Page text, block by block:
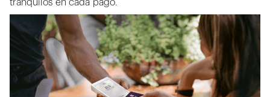
tranquilos en cada pago.